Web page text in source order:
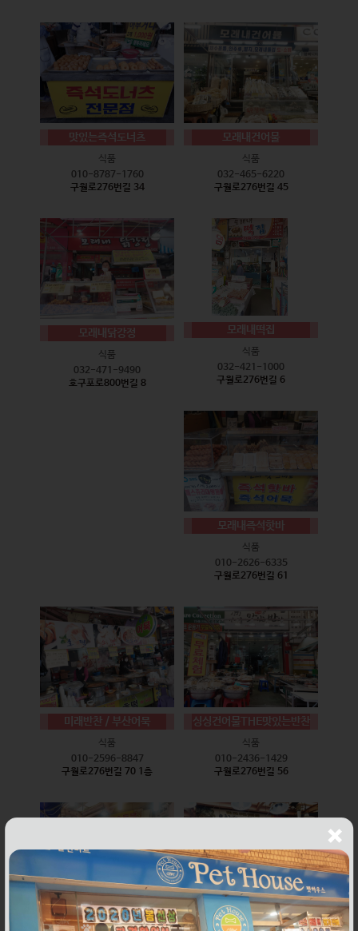
맛있는즉석도너츠
식품
010-8787-1760
구월로276번길 34
모래내건어물
식품
032-465-6220
구월로276번길 45
모래내닭강정
식품
032-471-9490
호구포로800번길 8
모래내떡집
식품
032-421-1000
구월로276번길 6
모래내즉석핫바
식품
010-2626-6335
구월로276번길 61
미래반찬 / 부산어묵
식품
010-2596-8847
구월로276번길 70 1층
싱싱건어물THE맛있는반찬
식품
010-2436-1429
구월로276번길 56
웰빙즉석손두부 윤하네건어물